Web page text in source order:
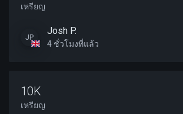
เหรียญ
JP
Josh P.
4 ชั่วโมงที่แล้ว
10K
เหรียญ